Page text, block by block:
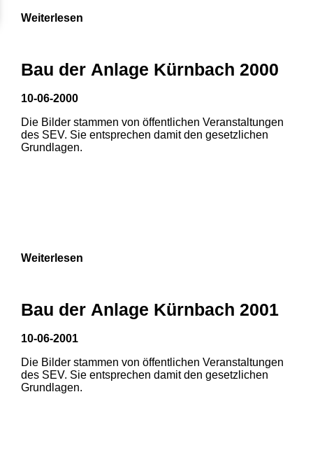
Weiterlesen
Bau der Anlage Kürnbach 2000
10-06-2000
Die Bilder stammen von öffentlichen Veranstaltungen
des SEV. Sie entsprechen damit den gesetzlichen
Grundlagen.
Weiterlesen
Bau der Anlage Kürnbach 2001
10-06-2001
Die Bilder stammen von öffentlichen Veranstaltungen
des SEV. Sie entsprechen damit den gesetzlichen
Grundlagen.